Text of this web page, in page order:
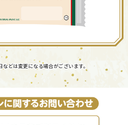
どは変更になる場合がございます。